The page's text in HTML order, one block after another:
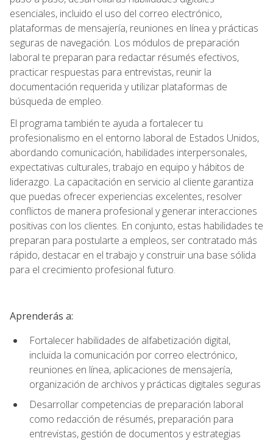
esenciales, incluido el uso del correo electrónico,
plataformas de mensajería, reuniones en línea y prácticas
seguras de navegación. Los módulos de preparación
laboral te preparan para redactar résumés efectivos,
practicar respuestas para entrevistas, reunir la
documentación requerida y utilizar plataformas de
búsqueda de empleo.
El programa también te ayuda a fortalecer tu
profesionalismo en el entorno laboral de Estados Unidos,
abordando comunicación, habilidades interpersonales,
expectativas culturales, trabajo en equipo y hábitos de
liderazgo. La capacitación en servicio al cliente garantiza
que puedas ofrecer experiencias excelentes, resolver
conflictos de manera profesional y generar interacciones
positivas con los clientes. En conjunto, estas habilidades te
preparan para postularte a empleos, ser contratado más
rápido, destacar en el trabajo y construir una base sólida
para el crecimiento profesional futuro.
Aprenderás a:
Fortalecer habilidades de alfabetización digital,
incluida la comunicación por correo electrónico,
reuniones en línea, aplicaciones de mensajería,
organización de archivos y prácticas digitales seguras
Desarrollar competencias de preparación laboral
como redacción de résumés, preparación para
entrevistas, gestión de documentos y estrategias